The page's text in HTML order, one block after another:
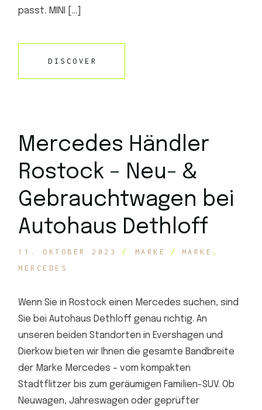
passt. MINI […]
DISCOVER
Mercedes Händler
Rostock – Neu- &
Gebrauchtwagen bei
Autohaus Dethloff
11. OKTOBER 2023 MARKE
MARKE
MERCEDES
Wenn Sie in Rostock einen Mercedes suchen, sind
Sie bei Autohaus Dethloff genau richtig. An
unseren beiden Standorten in Evershagen und
Dierkow bieten wir Ihnen die gesamte Bandbreite
der Marke Mercedes – vom kompakten
Stadtflitzer bis zum geräumigen Familien-SUV. Ob
Neuwagen, Jahreswagen oder geprüfter